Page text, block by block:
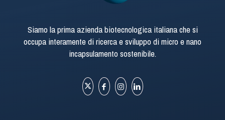
Siamo la prima azienda biotecnologica italiana che si
occupa interamente di ricerca e sviluppo di micro e nano
incapsulamento sostenibile.